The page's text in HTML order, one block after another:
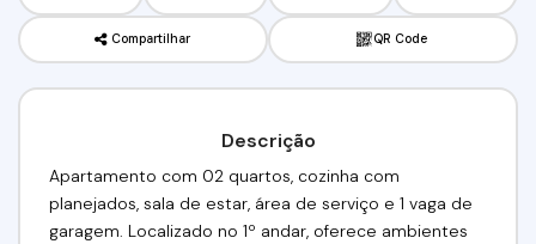
Compartilhar QR Code
Descrição
Apartamento com 02 quartos, cozinha com
planejados, sala de estar, área de serviço e 1 vaga de
garagem. Localizado no 1º andar, oferece ambientes